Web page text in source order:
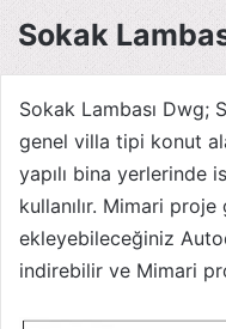
Sokak
Sokak Lambası Dwg;
genel villa tipi konut
yapılı bina yerlerinde
kullanılır. Mimari
ekleyebileceğiniz
indirebilir ve Mimari